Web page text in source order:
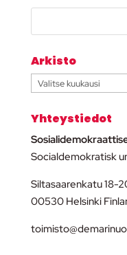
Arkisto
Arkisto
Yhteystiedot
Socialdemokratisk
Siltasaarenkatu 18-
00530 Helsinki